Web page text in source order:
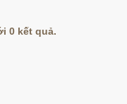
0 kết quả.